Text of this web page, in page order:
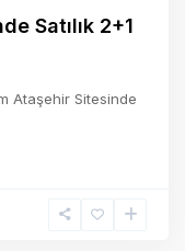
Satılık 2+1
Ataşehir Sitesinde